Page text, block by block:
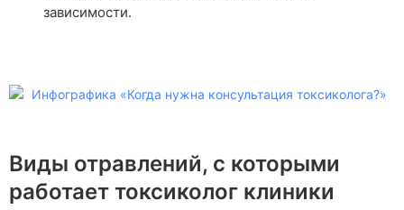
зависимости.
Виды отравлений, с которыми
работает токсиколог клиники
По телефону врач соберет первичный анамнез,
сформирует бригаду, сообщит о точной стоимости
По телефону врач соберет первичный анамнез,
сформирует бригаду, сообщит о точной стоимости
Выберите город
Поиск по сайту